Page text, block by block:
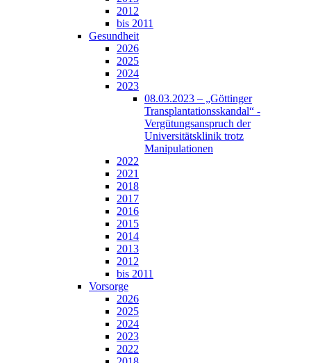
2012
bis 2011
Gesundheit
2026
2025
2024
2023
08.03.2023 – „Göttinger
Transplantationsskandal“ -
Vergütungsanspruch der
Universitätsklinik trotz
Manipulationen
2022
2021
2018
2017
2016
2015
2014
2013
2012
bis 2011
Vorsorge
2026
2025
2024
2023
2022